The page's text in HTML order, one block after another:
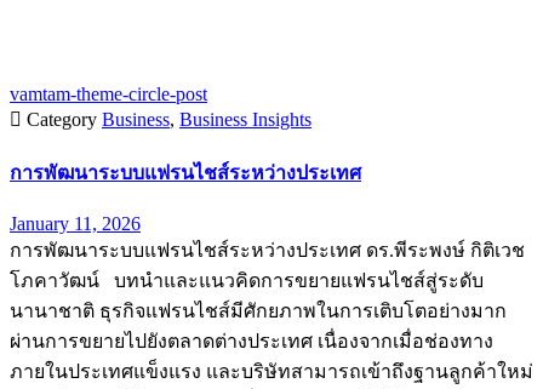
vamtam-theme-circle-post
 Category Business, Business Insights
การพัฒนาระบบแฟรนไชส์ระหว่างประเทศ
January 11, 2026
การพัฒนาระบบแฟรนไชส์ระหว่างประเทศ ดร.พีระพงษ์ กิติเวช
โภคาวัฒน์ บทนำและแนวคิดการขยายแฟรนไชส์สู่ระดับ
นานาชาติ ธุรกิจแฟรนไชส์มีศักยภาพในการเติบโตอย่างมาก
ผ่านการขยายไปยังตลาดต่างประเทศ เนื่องจากเมื่อช่องทาง
ภายในประเทศแข็งแรง และบริษัทสามารถเข้าถึงฐานลูกค้าใหม่